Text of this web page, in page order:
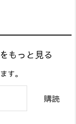
もっと見る
す。
購読